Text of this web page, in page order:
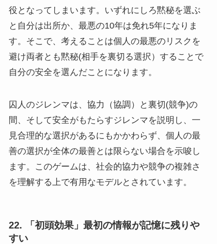
役となってしまいます。いずれにしろ黙秘を選ぶ
と自分は出所か、最悪の10年は免れ5年になりま
す。そこで、考えることは個人の最悪のリスクを
避け両者とも黙秘(相手を裏切る選択）することで
自分の安全を選んだことになります。
囚人のジレンマは、協力（協調）と裏切(競争)の
間、そして安全がもたらすジレンマを説明し、一
見合理的な選択があるにもかかわらず、個人の最
善の選択が全体の最善とは限らない場合を示唆し
ます。このゲームは、社会的協力や競争の複雑さ
を理解する上で有用なモデルとされています。
22. 「初頭効果」最初の情報が記憶に残りや
すい